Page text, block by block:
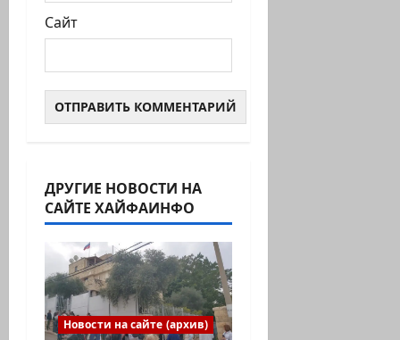
Сайт
ДРУГИЕ НОВОСТИ НА
САЙТЕ ХАЙФАИНФО
Новости на сайте (архив)